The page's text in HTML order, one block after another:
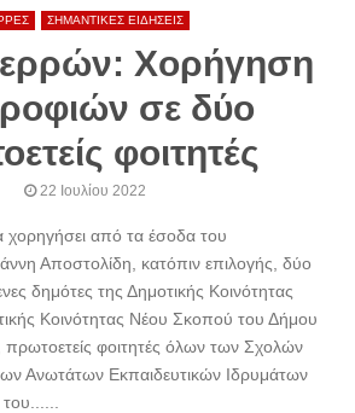
ΣΗΜΑΝΤΙΚΕΣ ΕΙΔΗΣΕΙΣ
Χορήγηση
σε δύο
φοιτητές
22 Ιουλίου 2022
από τα έσοδα του
Αποστολίδη, κατόπιν επιλογής, δύο
δημότες της Δημοτικής Κοινότητας
Κοινότητας Νέου Σκοπού του Δήμου
φοιτητές όλων των Σχολών
Ανωτάτων Εκπαιδευτικών Ιδρυμάτων